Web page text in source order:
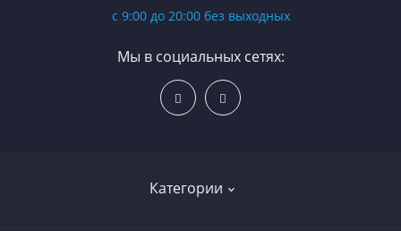
Категории
с 9:00 до 20:00 без выходных
Мы в социальных сетях: